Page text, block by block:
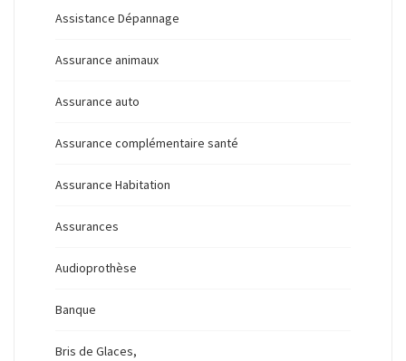
Assistance Dépannage
Assurance animaux
Assurance auto
Assurance complémentaire santé
Assurance Habitation
Assurances
Audioprothèse
Banque
Bris de Glaces,